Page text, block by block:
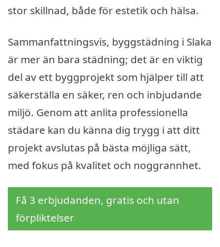
stor skillnad, både för estetik och hälsa.
Sammanfattningsvis, byggstädning i Slaka
är mer än bara städning; det är en viktig
del av ett byggprojekt som hjälper till att
säkerställa en säker, ren och inbjudande
miljö. Genom att anlita professionella
städare kan du känna dig trygg i att ditt
projekt avslutas på bästa möjliga sätt,
med fokus på kvalitet och noggrannhet.
Få 3 erbjudanden, gratis och utan
förpliktelser